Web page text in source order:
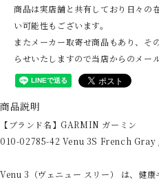
商品は実店舗と共有しており日々の
い可能性もございます。
またメーカー取寄せ商品もあり、そ
らせいたしますので当店からのメー
商品説明
【ブランド名】GARMIN ガーミン
010-02785-42 Venu 3S French
Venu 3（ヴェニュー スリー） は、健